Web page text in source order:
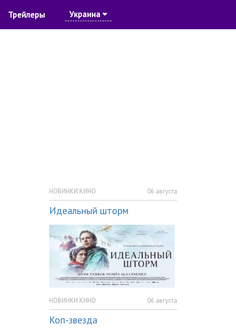
Трейлеры Украина
НОВИНКИ КИНО 06 августа
Идеальный шторм
НОВИНКИ КИНО 06 августа
Коп-звезда